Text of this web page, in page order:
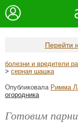
Перейти
болезни и вредители
> серная шашка
Опубликовала Римма
огородника
Готовим